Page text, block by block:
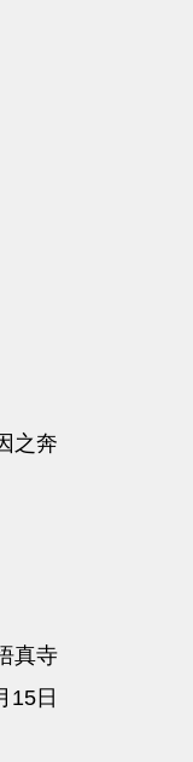
之奔
真寺
15日